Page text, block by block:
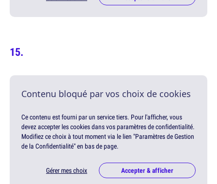
Contenu bloqué par vos choix de cookies
Ce contenu est fourni par un service tiers. Pour l'afficher, vous
devez accepter les cookies dans vos paramètres de confidentialité.
Modifiez ce choix à tout moment via le lien "Paramètres de Gestion
de la Confidentialité" en bas de page.
Gérer mes choix Accepter & afficher